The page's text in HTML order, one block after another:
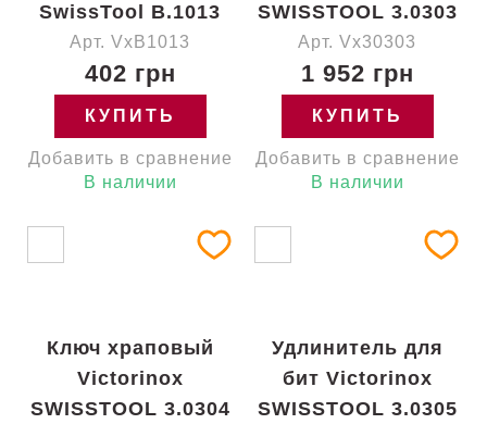
SwissTool B.1013
Арт. VxB1013
402 грн
КУПИТЬ
Добавить в сравнение
В наличии
SWISSTOOL 3.0303
Арт. Vx30303
1 952 грн
КУПИТЬ
Добавить в сравнение
В наличии
Ключ храповый
Victorinox
SWISSTOOL 3.0304
Удлинитель для
бит Victorinox
SWISSTOOL 3.0305